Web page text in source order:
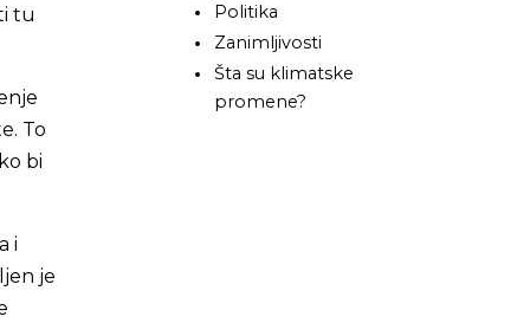
tu
To
bi
i
je
Politika
Zanimljivosti
Šta su klimatske
promene?